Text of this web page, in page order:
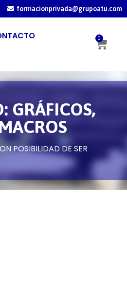
formacionprivada@grupoatu.com
0
GRÁFICOS,
POSIBILIDAD DE SER